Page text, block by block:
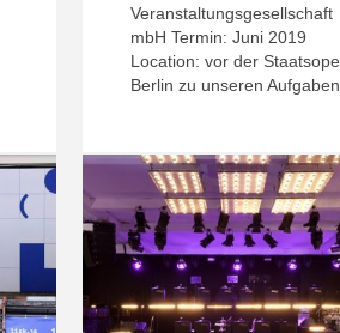
Veranstaltungsgesellschaft
mbH Termin: Juni 2019
Location: vor der
Berlin zu unseren